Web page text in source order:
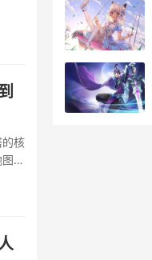
核
上